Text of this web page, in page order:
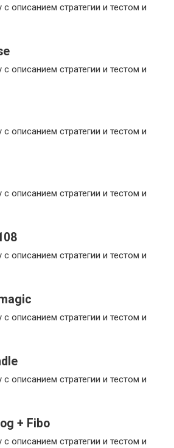
описанием стратегии и тестом и
описанием стратегии и тестом и
описанием стратегии и тестом и
описанием стратегии и тестом и
описанием стратегии и тестом и
описанием стратегии и тестом и
описанием стратегии и тестом и
+ Fibo
описанием стратегии и тестом и